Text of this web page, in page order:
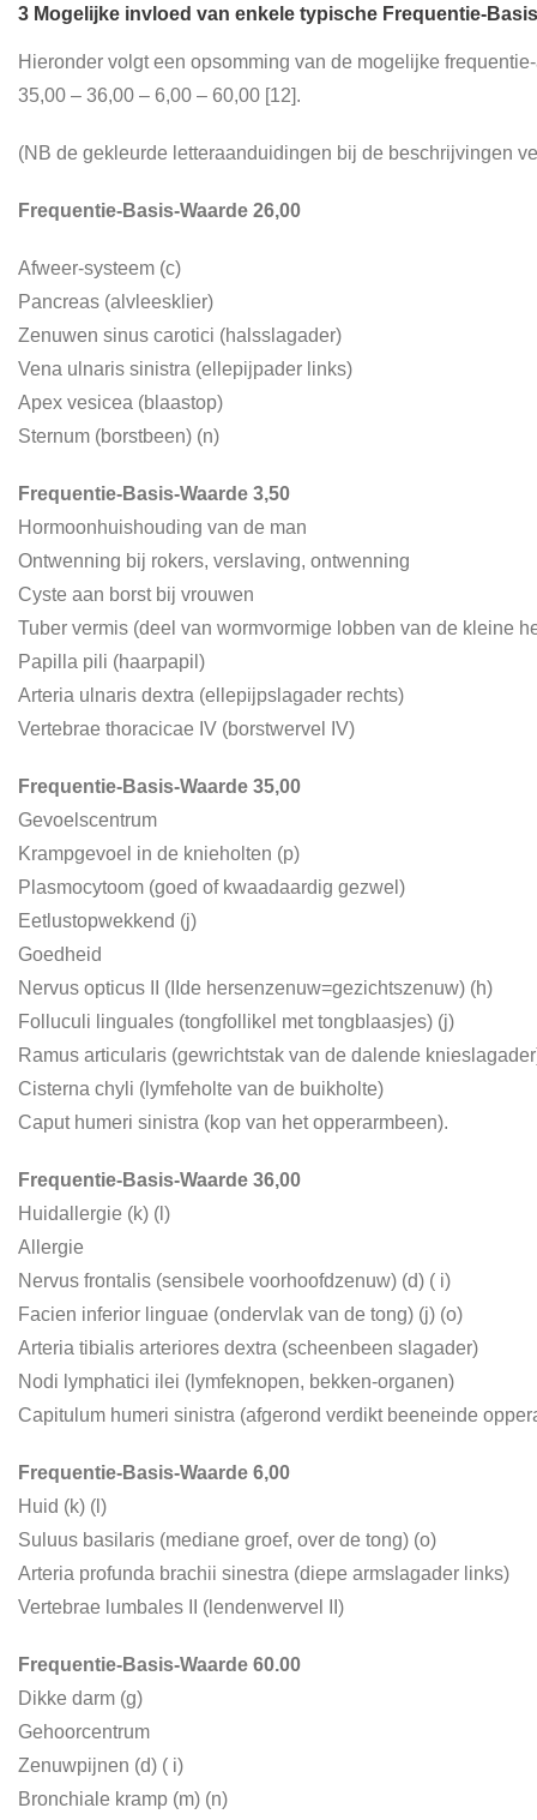
3 Mogelijke invloed van enkele typische Frequentie-
Hieronder volgt een opsomming van de mogelijke
35,00 – 36,00 – 6,00 – 60,00 [12].
(NB de gekleurde letteraanduidingen bij de beschrijvingen
Frequentie-Basis-Waarde 26,00
Afweer-systeem (c)
Pancreas (alvleesklier)
Zenuwen sinus carotici (halsslagader)
Vena ulnaris sinistra (ellepijpader links)
Apex vesicea (blaastop)
Sternum (borstbeen) (n)
Frequentie-Basis-Waarde 3,50
Hormoonhuishouding van de man
Ontwenning bij rokers, verslaving, ontwenning
Cyste aan borst bij vrouwen
Tuber vermis (deel van wormvormige lobben van de kleine
Papilla pili (haarpapil)
Arteria ulnaris dextra (ellepijpslagader rechts)
Vertebrae thoracicae IV (borstwervel IV)
Frequentie-Basis-Waarde 35,00
Gevoelscentrum
Krampgevoel in de knieholten (p)
Plasmocytoom (goed of kwaadaardig gezwel)
Eetlustopwekkend (j)
Goedheid
Nervus opticus II (IIde hersenzenuw=gezichtszenuw) (h)
Folluculi linguales (tongfollikel met tongblaasjes) (j)
Ramus articularis (gewrichtstak van de dalende
Cisterna chyli (lymfeholte van de buikholte)
Caput humeri sinistra (kop van het opperarmbeen).
Frequentie-Basis-Waarde 36,00
Huidallergie (k) (l)
Allergie
Nervus frontalis (sensibele voorhoofdzenuw) (d) ( i)
Facien inferior linguae (ondervlak van de tong) (j) (o)
Arteria tibialis arteriores dextra (scheenbeen slagader)
Nodi lymphatici ilei (lymfeknopen, bekken-organen)
Capitulum humeri sinistra (afgerond verdikt beeneinde
Frequentie-Basis-Waarde 6,00
Huid (k) (l)
Suluus basilaris (mediane groef, over de tong) (o)
Arteria profunda brachii sinestra (diepe armslagader links)
Vertebrae lumbales II (lendenwervel II)
Frequentie-Basis-Waarde 60.00
Dikke darm (g)
Gehoorcentrum
Zenuwpijnen (d) ( i)
Bronchiale kramp (m) (n)